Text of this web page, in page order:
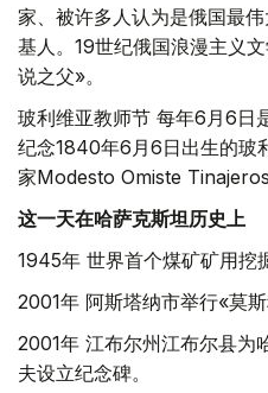
家、被许多人认为是俄国最
基人。19世纪俄国浪漫主义
说之父»。
玻利维亚教师节 每年6月6日
纪念1840年6月6日出生的玻
家Modesto Omiste Tinajeros
这一天在哈萨克斯坦历史上
1945年 世界首个煤矿矿用挖
2001年 阿斯塔纳市举行«莫斯
2001年 江布尔州江布尔县为
夫设立纪念碑。